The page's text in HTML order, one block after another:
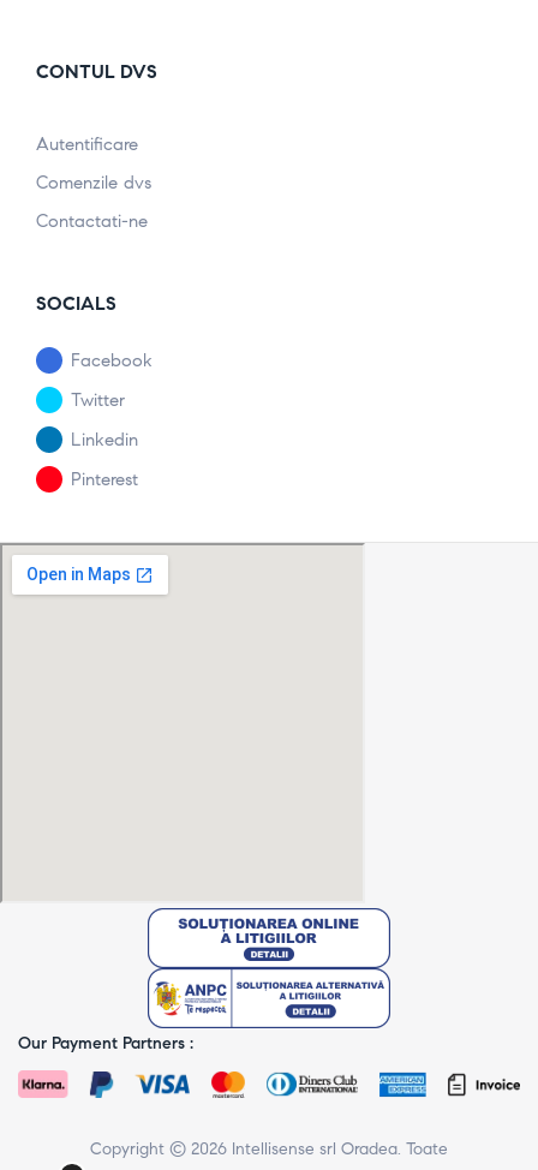
CONTUL DVS
Autentificare
Comenzile dvs
Contactati-ne
SOCIALS
Facebook
Twitter
Linkedin
Pinterest
Our Payment Partners :
Copyright © 2026 Intellisense srl Oradea. Toate